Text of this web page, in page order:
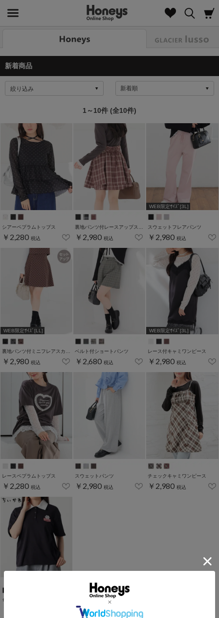
新着商品
絞り込み
1～10件 (全10件)
シアーペプラムトップス
￥2,280 税込 ￥2,980 税込
WEB限定ｻｲｽﾞ[3L]
スウェットフレアパンツ
￥2,980 税込
WEB限定ｻｲｽﾞ[LL]
￥2,980 税込
ベルト付ショートパンツ
￥2,680 税込
WEB限定ｻｲｽﾞ[3L]
レース付キャミワンピース
￥2,980 税込
レースペプラムトップス
￥2,280 税込
スウェットパンツ
￥2,980 税込
チェックキャミワンピース
￥2,980 税込
ちいかわ／衿付トップス